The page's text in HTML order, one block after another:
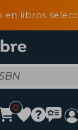
en libros
0